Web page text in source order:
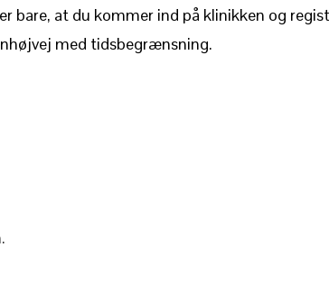
at du kommer ind på klinikken og
med tidsbegrænsning.